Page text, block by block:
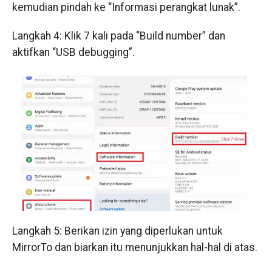
kemudian pindah ke “Informasi perangkat lunak”.
Langkah 4: Klik 7 kali pada “Build number” dan
aktifkan “USB debugging”.
Langkah 5: Berikan izin yang diperlukan untuk
MirrorTo dan biarkan itu menunjukkan hal-hal di atas.